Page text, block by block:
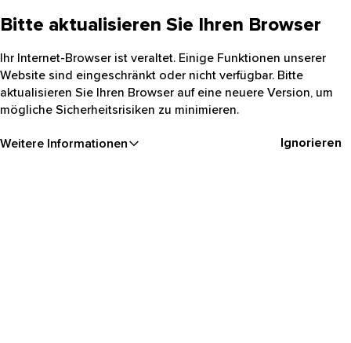
Bitte aktualisieren Sie Ihren Browser
Ihr Internet-Browser ist veraltet. Einige Funktionen unserer
Website sind eingeschränkt oder nicht verfügbar. Bitte
aktualisieren Sie Ihren Browser auf eine neuere Version, um
mögliche Sicherheitsrisiken zu minimieren.
Weitere Informationen Ignorieren